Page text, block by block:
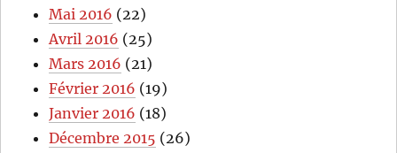
Mai 2016 (22)
Avril 2016 (25)
Mars 2016 (21)
Février 2016 (19)
Janvier 2016 (18)
Décembre 2015 (26)